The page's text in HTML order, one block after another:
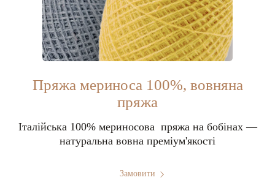
Пряжа мериноса 100%, вовняна
пряжа
Італійська 100% мериносова пряжа на бобінах —
натуральна вовна преміум'якості
Замовити